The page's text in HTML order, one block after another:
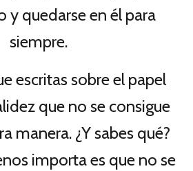
y quedarse en él para
siempre.
escritas sobre el papel
que no se consigue
manera. ¿Y sabes qué?
importa es que no se